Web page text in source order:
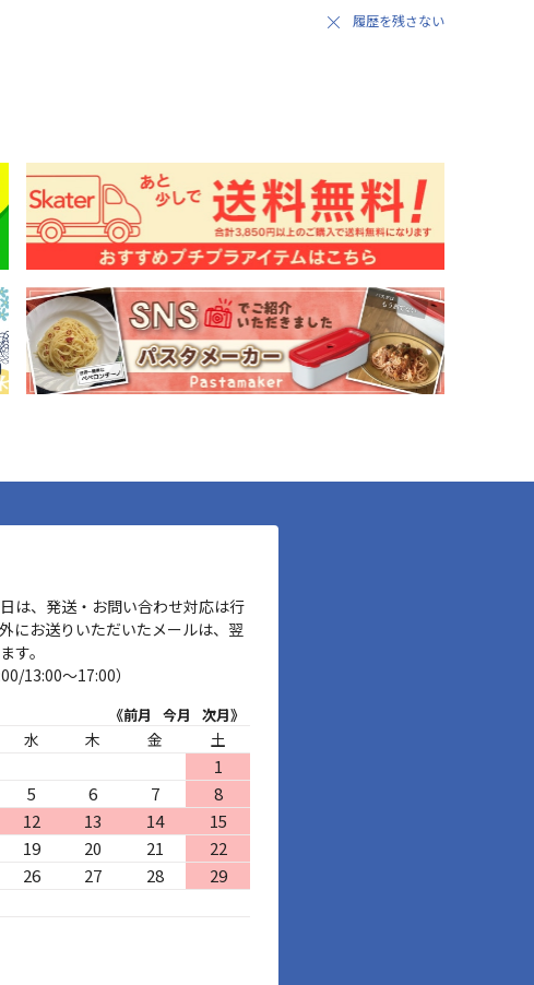
履歴を残さない
は、発送・お問い合わせ対応は行
にお送りいただいたメールは、翌
す。
13:00～17:00）
《前月 今月 次月》
水 木 金 土
1
5 6 7
8
12 13 14
15
19 20 21
22
26 27 28
29